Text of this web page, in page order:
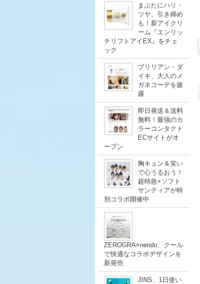
まぶたにハリ・
ツヤ、引き締め
も！新アイクリ
ーム『エンリッ
チリフトアイEX』をチェ
ック
ブリリアン・ダ
イキ、大人のメ
ガネコーデを披
露
即日発送＆送料
無料！最強のカ
ラーコンタクト
ECサイトがオ
ープン
胸キュン＆笑い
で心うるおう！
超特急×ソフト
サンティアが特
別コラボ開催中
ZEROGRA×nendo、クール
で快適なコラボデザインを
新発売
JINS、1日使い